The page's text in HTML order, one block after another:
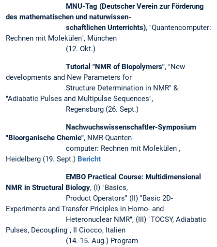
MNU-Tag (Deutscher Verein zur Förderung
des mathematischen und naturwissen-
schaftlichen Unterrichts), "Quantencomputer:
Rechnen mit Molekülen", München
(12. Okt.)
Tutorial "NMR of Biopolymers", "New
developments and New Parameters for
Structure Determination in NMR" &
"Adiabatic Pulses and Multipulse Sequences",
Regensburg (26. Sept.)
Nachwuchswissenschaftler-Symposium
"Bioorganische Chemie", NMR-Quanten-
computer: Rechnen mit Molekülen",
Heidelberg (19. Sept.) Bericht
EMBO Practical Course: Multidimensional
NMR in Structural Biology, (I) "Basics,
Product Operators" (II) "Basic 2D-
Experiments and Transfer Priciples in Homo- and
Heteronuclear NMR", (III) "TOCSY, Adiabatic
Pulses, Decoupling", Il Ciocco, Italien
(14.-15. Aug.) Program